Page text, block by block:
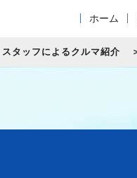
ホーム
スタッフによるクルマ紹介